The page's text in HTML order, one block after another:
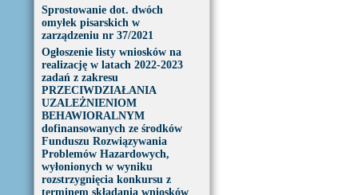
Sprostowanie dot. dwóch
omyłek pisarskich w
zarządzeniu nr 37/2021
Ogłoszenie listy wniosków na
realizację w latach 2022-2023
zadań z zakresu
PRZECIWDZIAŁANIA
UZALEŻNIENIOM
BEHAWIORALNYM
dofinansowanych ze środków
Funduszu Rozwiązywania
Problemów Hazardowych,
wyłonionych w wyniku
rozstrzygnięcia konkursu z
terminem składania wniosków